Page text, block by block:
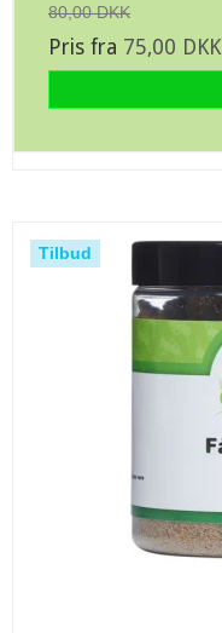
80,00 DKK
Pris fra 75,00 DKK
Tilbud